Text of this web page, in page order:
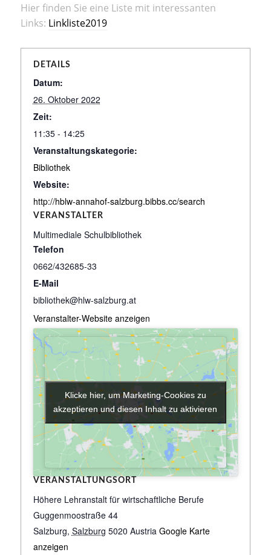
Hier finden Sie eine Liste mit interessanten
Links: Linkliste2019
DETAILS
Datum:
26. Oktober 2022
Zeit:
11:35 - 14:25
Veranstaltungskategorie:
Bibliothek
Website:
http://hblw-annahof-salzburg.bibbs.cc/search
VERANSTALTER
Multimediale Schulbibliothek
Telefon
0662/432685-33
E-Mail
bibliothek@hlw-salzburg.at
Veranstalter-Website anzeigen
VERANSTALTUNGSORT
Höhere Lehranstalt für wirtschaftliche Berufe
Guggenmoostraße 44
Salzburg, Salzburg 5020 Austria Google Karte
anzeigen
Klicke hier, um Marketing-Cookies zu
akzeptieren und diesen Inhalt zu aktivieren
Klicke hier, um Marketing-Cookies zu
akzeptieren und diesen Inhalt zu aktivieren